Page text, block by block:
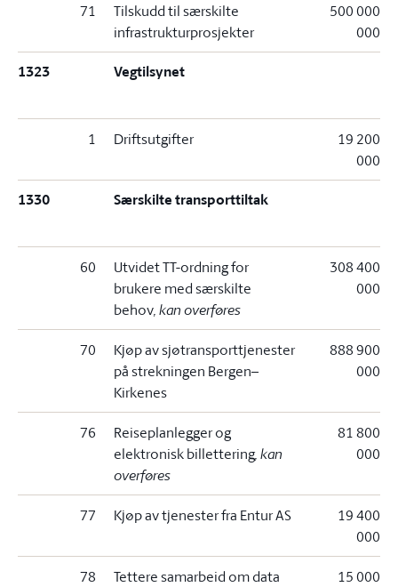
71
Tilskudd til særskilte
infrastrukturprosjekter
500 000
000
1323 Vegtilsynet
1 Driftsutgifter
19 200
000
1330 Særskilte transporttiltak
60
Utvidet TT-ordning for
brukere med særskilte
behov, kan overføres
308 400
000
70
Kjøp av sjøtransporttjenester
på strekningen Bergen–
Kirkenes
888 900
000
76
Reiseplanlegger og
elektronisk billettering, kan
overføres
81 800
000
77 Kjøp av tjenester fra Entur AS
19 400
000
78 Tettere samarbeid om data
15 000